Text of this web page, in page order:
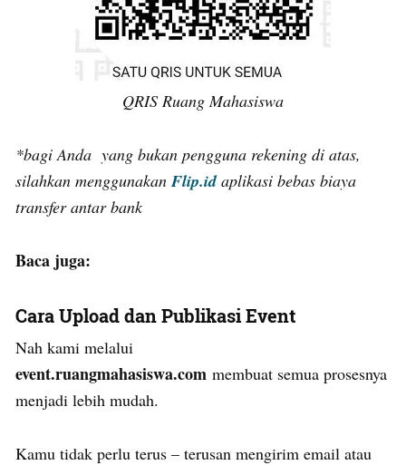
QRIS Ruang Mahasiswa
*bagi Anda yang bukan pengguna rekening di atas,
silahkan menggunakanFlip.idaplikasi bebas biaya
transfer antar bank
Baca juga:
Cara Upload dan Publikasi Event
Nah kami melalui
event.ruangmahasiswa.com membuat semua prosesnya
menjadi lebih mudah.
Kamu tidak perlu terus – terusan mengirim email atau